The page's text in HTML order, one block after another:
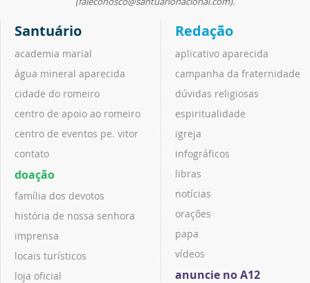
Santuário
academia marial
água mineral aparecida
cidade do romeiro
centro de apoio ao romeiro
centro de eventos pe. vitor
contato
doação
família dos devotos
história de nossa senhora
imprensa
locais turísticos
loja oficial
Redação
aplicativo aparecida
campanha da fraternidade
dúvidas religiosas
espiritualidade
igreja
infográficos
libras
notícias
orações
papa
vídeos
anuncie no A12